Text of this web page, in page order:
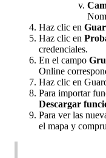
Haz clic en
Haz clic en
credenciales.
En el campo
Online
Haz clic en
Para importar
Descargar
Para ver las
el mapa y